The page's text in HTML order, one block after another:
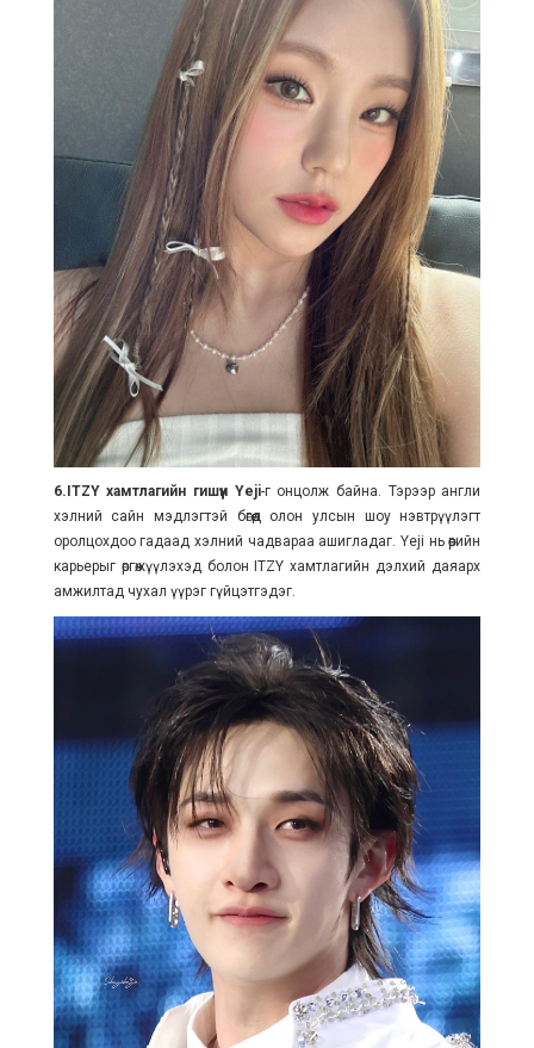
6.ITZY хамтлагийн гишүүн Yeji-г онцолж байна. Тэрээр англи
хэлний сайн мэдлэгтэй бөгөөд олон улсын шоу нэвтрүүлэгт
оролцохдоо гадаад хэлний чадвараа ашигладаг. Yeji нь өөрийн
карьерыг өргөжүүлэхэд болон ITZY хамтлагийн дэлхий даяарх
амжилтад чухал үүрэг гүйцэтгэдэг.